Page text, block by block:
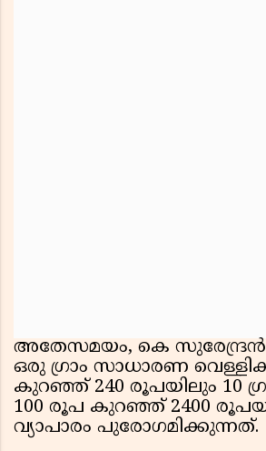
അതേസമയം, കെ സുരേന്ദ്രൻ
ഒരു ഗ്രാം സാധാരണ
കുറഞ്ഞ് 240 രൂപയിലും 10
100 രൂപ കുറഞ്ഞ് 2400
വ്യാപാരം പുരോഗമിക്കുന്നത്.